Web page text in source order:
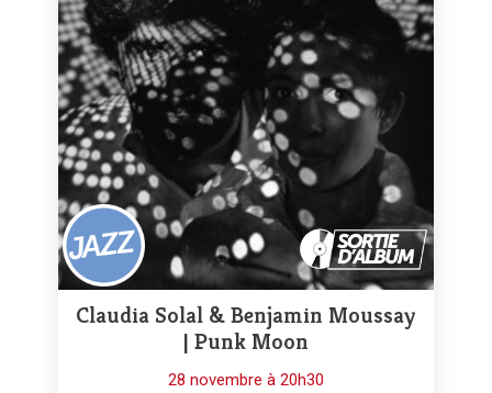
Claudia Solal & Benjamin Moussay
| Punk Moon
28 novembre à 20h30